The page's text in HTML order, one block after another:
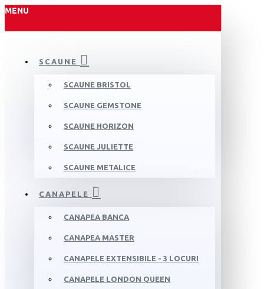
MENU
SCAUNE
SCAUNE BRISTOL
SCAUNE GEMSTONE
SCAUNE HORIZON
SCAUNE JULIETTE
SCAUNE METALICE
CANAPELE
CANAPEA BANCA
CANAPEA MASTER
CANAPELE EXTENSIBILE - 3 LOCURI
CANAPELE LONDON QUEEN